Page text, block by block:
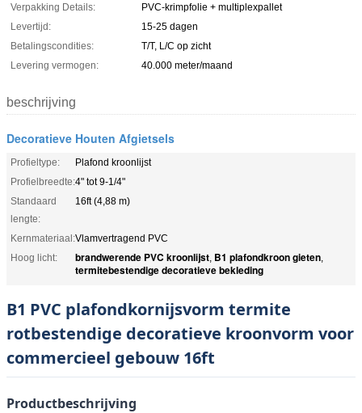
Verpakking Details:
PVC-krimpfolie + multiplexpallet
Levertijd:
15-25 dagen
Betalingscondities:
T/T, L/C op zicht
Levering vermogen:
40.000 meter/maand
beschrijving
Decoratieve Houten Afgietsels
Profieltype:
Plafond kroonlijst
Profielbreedte:4" tot 9-1/4"
Standaard
lengte:
16ft (4,88 m)
Kernmateriaal:Vlamvertragend PVC
Hoog licht:
brandwerende PVC kroonlijst, B1 plafondkroon gieten,
termitebestendige decoratieve bekleding
B1 PVC plafondkornijsvorm termite
rotbestendige decoratieve kroonvorm voor
commercieel gebouw 16ft
Productbeschrijving